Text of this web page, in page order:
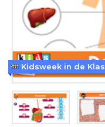
Kidsweek in de Klas